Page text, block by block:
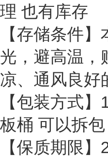
理 也有库存
【存储条件
光，避高温，
凉、通风良好
【包装方式
板桶 可以拆包
【保质期限】